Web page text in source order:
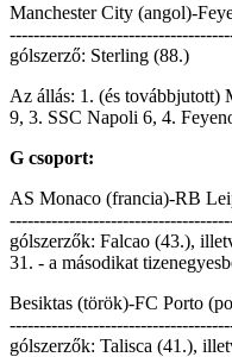
Manchester City (angol)-
gólszerző: Sterling (88.)
Az állás: 1. (és továbbjutott)
9, 3. SSC Napoli 6, 4.
G csoport:
AS Monaco (francia)-RB
gólszerzők: Falcao (43.),
31. - a másodikat
Besiktas (török)-FC Porto
gólszerzők: Talisca (41.),